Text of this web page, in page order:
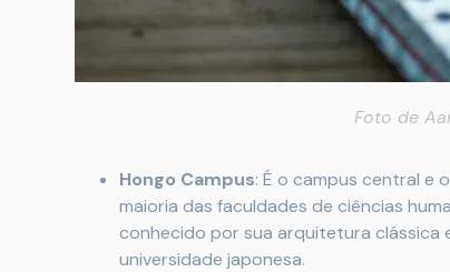
Foto de
Hongo Campus: É o campus central e
maioria das faculdades de ciências
conhecido por sua arquitetura clássica
universidade japonesa.